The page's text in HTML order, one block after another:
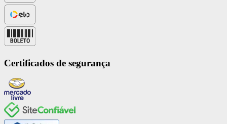
Certificados de segurança